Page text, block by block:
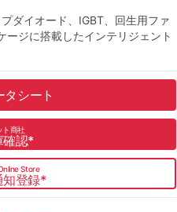
ダイオード、IGBT、回生用ファ
ージに搭載したインテリジェント
タシート
ト商社
確認*
Store
知登録*